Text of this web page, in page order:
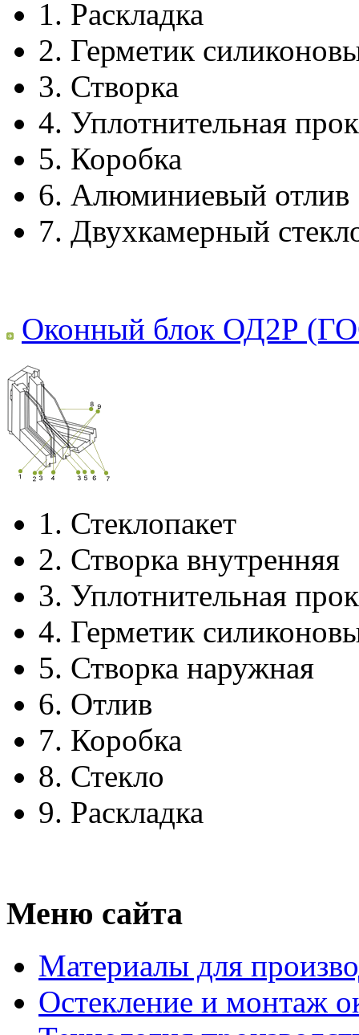
1. Раскладка
2. Герметик
3. Створка
4. Уплотнительная
5. Коробка
6. Алюминиевый отлив
7. Двухкамерный
Оконный блок ОД2Р
1. Стеклопакет
2. Створка внутренняя
3. Уплотнительная
4. Герметик
5. Створка наружная
6. Отлив
7. Коробка
8. Стекло
9. Раскладка
Меню сайта
Материалы для
Остекление и монтаж